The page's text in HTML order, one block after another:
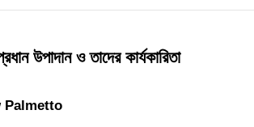
উপাদান ও তাদের কার্যকারিতা
Palmetto